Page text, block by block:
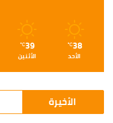
38
℃
الأحد
39
℃
الأثنين
الأخيرة